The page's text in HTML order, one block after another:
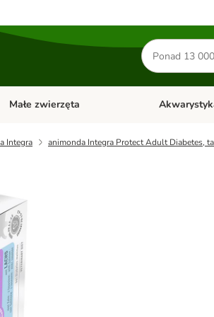
Szukaj
produktów
Psy
Otwórz menu kategorii: Koty
Małe zwierzęta Otwórz menu
Integra animonda Integra Protect Adult Diabetes,